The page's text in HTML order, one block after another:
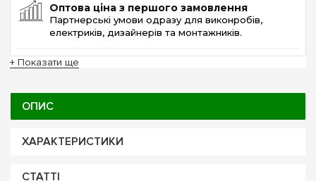
Оптова ціна з першого замовлення
Партнерські умови одразу для виконробів,
електриків, дизайнерів та монтажників.
+ Показати ще
ОПИС
ХАРАКТЕРИСТИКИ
СТАТТІ